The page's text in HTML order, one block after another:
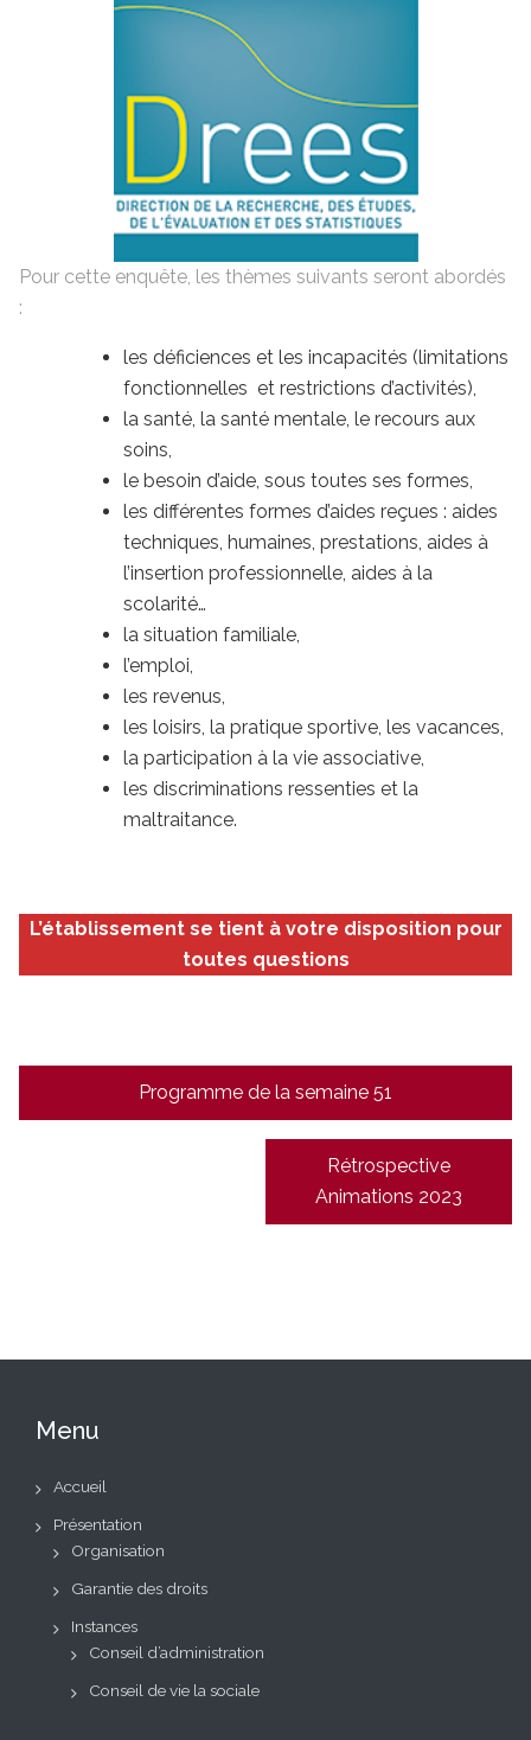
Pour cette enquête, les thèmes suivants seront abordés
:
les déficiences et les incapacités (limitations
fonctionnelles et restrictions d’activités),
la santé, la santé mentale, le recours aux
soins,
le besoin d’aide, sous toutes ses formes,
les différentes formes d’aides reçues : aides
techniques, humaines, prestations, aides à
l’insertion professionnelle, aides à la
scolarité…
la situation familiale,
l’emploi,
les revenus,
les loisirs, la pratique sportive, les vacances,
la participation à la vie associative,
les discriminations ressenties et la
maltraitance.
L’établissement se tient à votre disposition pour
toutes questions
Navigation
de
Programme de la semaine 51
Rétrospective
Animations 2023
Menu
Accueil
Présentation
Organisation
Garantie des droits
Instances
Conseil d’administration
Conseil de vie la sociale